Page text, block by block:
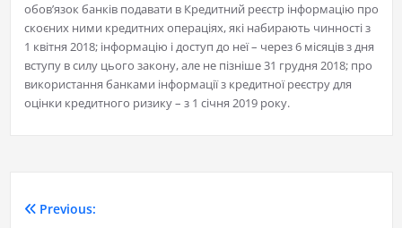
обов’язок банків подавати в Кредитний реєстр інформацію про
скоєних ними кредитних операціях, які набирають чинності з
1 квітня 2018; інформацію і доступ до неї – через 6 місяців з дня
вступу в силу цього закону, але не пізніше 31 грудня 2018; про
використання банками інформації з кредитної реєстру для
оцінки кредитного ризику – з 1 січня 2019 року.
Previous: